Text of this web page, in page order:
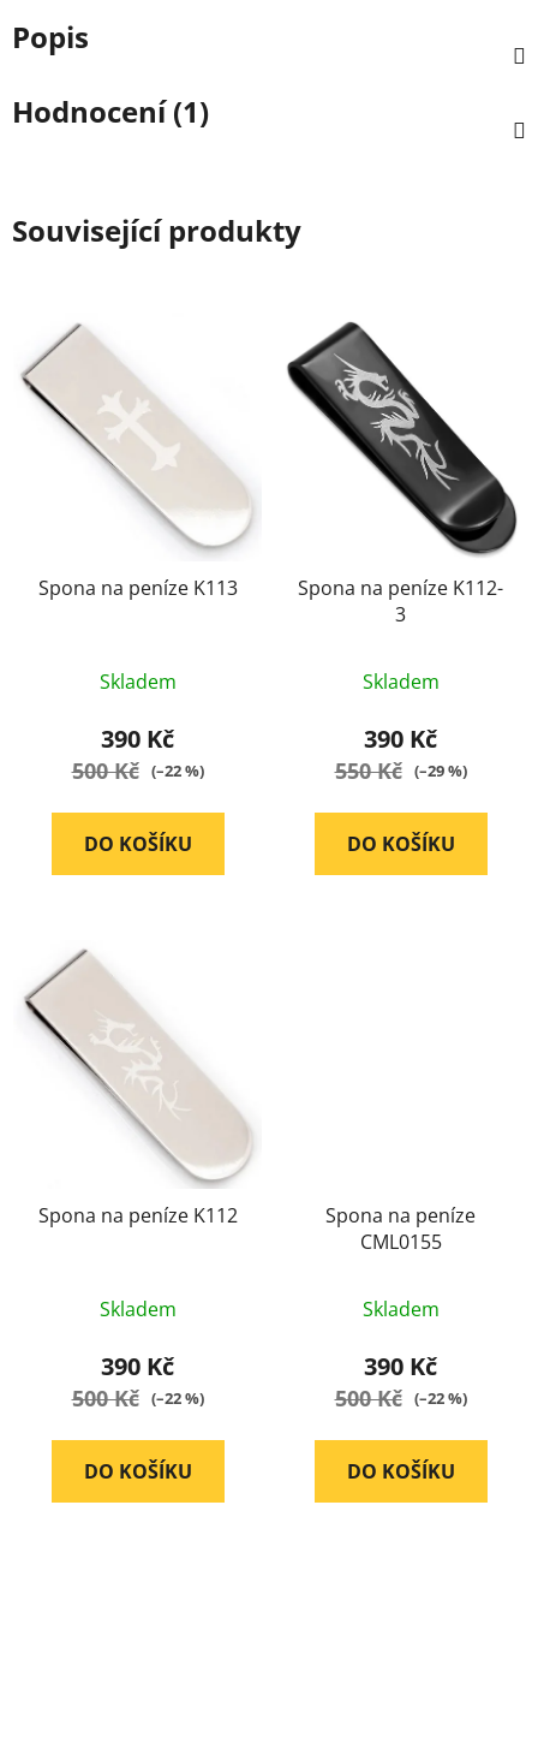
Popis
Hodnocení (1)
Související produkty
Spona na peníze K113
hodnocení
produktu
je
5
Skladem
390 Kč
500 Kč (–22 %)
DO KOŠÍKU
Spona na peníze K112-
3
hodnocení
produktu
je
5
Skladem
390 Kč
550 Kč (–29 %)
DO KOŠÍKU
Spona na peníze K112
hodnocení
produktu
je
5
Skladem
390 Kč
500 Kč (–22 %)
DO KOŠÍKU
Spona na peníze
CML0155
hodnocení
produktu
je
5
Skladem
390 Kč
500 Kč (–22 %)
DO KOŠÍKU